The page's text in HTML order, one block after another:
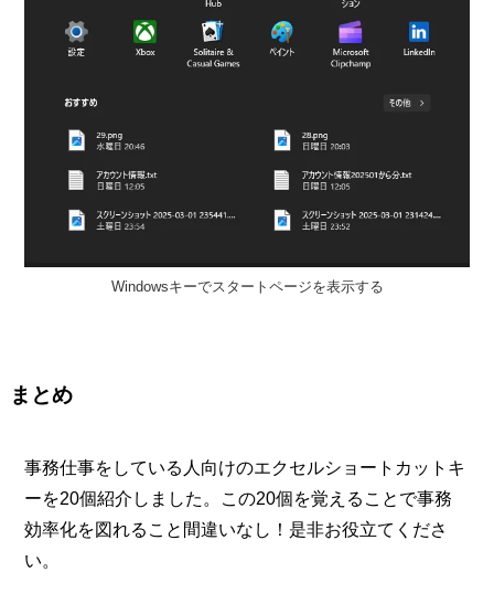
Windowsキーでスタートページを表示する
まとめ
事務仕事をしている人向けのエクセルショートカットキ
ーを20個紹介しました。この20個を覚えることで事務
効率化を図れること間違いなし！是非お役立てくださ
い。